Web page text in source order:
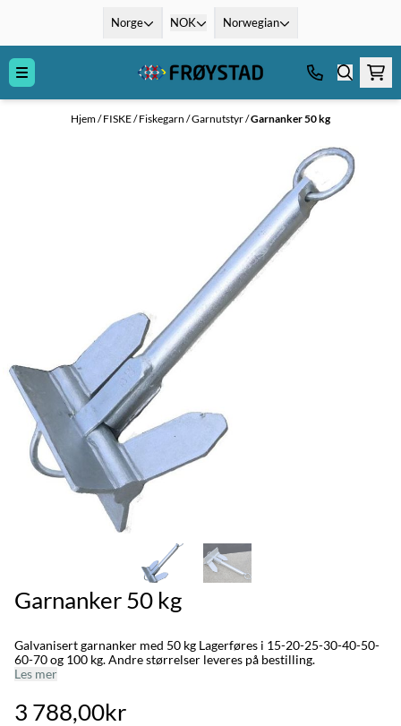
Norge NOK Norwegian
Hjem/FISKE/Fiskegarn /Garnutstyr/Garnanker 50 kg
Garnanker 50 kg
Galvanisert garnanker med 50 kg Lagerføres i 15-20-25-30-40-50-
60-70 og 100 kg. Andre størrelser leveres på bestilling.
Les mer
3 788,00kr